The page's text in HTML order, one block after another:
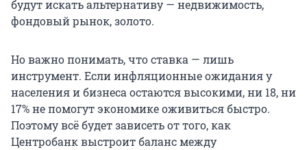
будут искать альтернативу — недвижимость,
фондовый рынок, золото.
Но важно понимать, что ставка — лишь
инструмент. Если инфляционные ожидания у
населения и бизнеса остаются высокими, ни 18, ни
17% не помогут экономике оживиться быстро.
Поэтому всё будет зависеть от того, как
Центробанк выстроит баланс между